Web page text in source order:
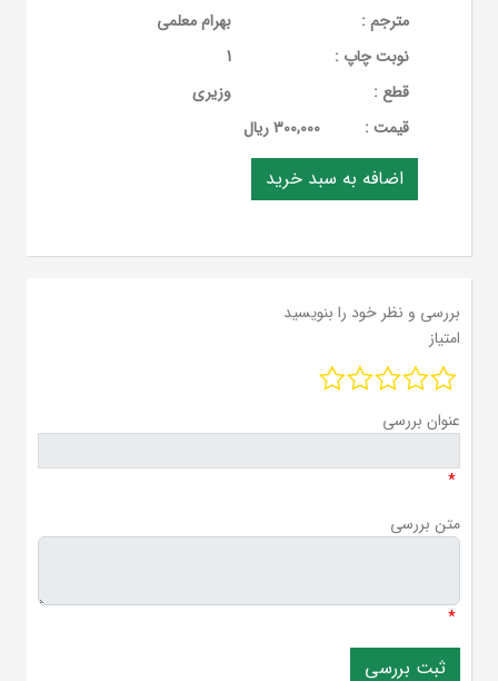
مترجم :
بهرام معلمی
نوبت چاپ :
1
قطع :
وزیری
قيمت :
300,000 ریال
بررسی و نظر خود را بنویسید
امتیاز
عنوان بررسی
*
متن بررسی
*